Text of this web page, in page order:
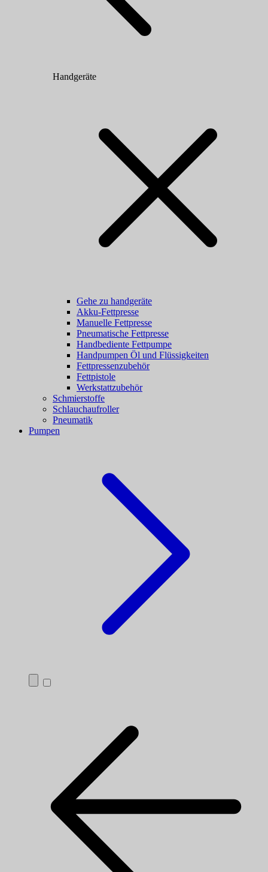
Handgeräte
Gehe zu handgeräte
Akku-Fettpresse
Manuelle Fettpresse
Pneumatische Fettpresse
Handbediente Fettpumpe
Handpumpen Öl und Flüssigkeiten
Fettpressenzubehör
Fettpistole
Werkstattzubehör
Schmierstoffe
Schlauchaufroller
Pneumatik
Pumpen